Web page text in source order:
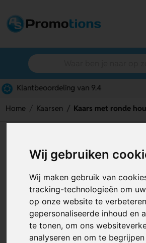
Wij gebruiken
Wij maken gebruik van
tracking-technologieën om
op onze website te
gepersonaliseerde inhoud en
te tonen, om ons
analyseren en om te
Gratis digitaal
Home Kaarsen Kaars met ronde
Pentas
Artikelnummer: 119924